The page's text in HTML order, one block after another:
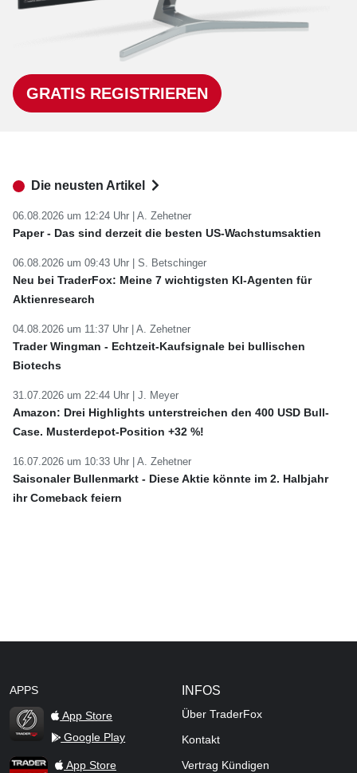
GRATIS REGISTRIEREN
Die neusten Artikel
06.08.2026 um 12:24 Uhr | A. Zehetner
Paper - Das sind derzeit die besten US-Wachstumsaktien
06.08.2026 um 09:43 Uhr | S. Betschinger
Neu bei TraderFox: Meine 7 wichtigsten KI-Agenten für
Aktienresearch
04.08.2026 um 11:37 Uhr | A. Zehetner
Trader Wingman - Echtzeit-Kaufsignale bei bullischen
Biotechs
31.07.2026 um 22:44 Uhr | J. Meyer
Amazon: Drei Highlights unterstreichen den 400 USD Bull-
Case. Musterdepot-Position +32 %!
16.07.2026 um 10:33 Uhr | A. Zehetner
Saisonaler Bullenmarkt - Diese Aktie könnte im 2. Halbjahr
ihr Comeback feiern
APPS
TraderFox Flash
App Store
Google Play
TraderFox AppApp Store
INFOS
Über TraderFox
Kontakt
Vertrag Kündigen